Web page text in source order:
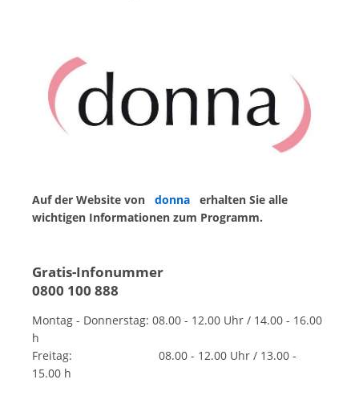
Auf der Website von donna erhalten Sie alle
wichtigen Informationen zum Programm.
Gratis-Infonummer
0800 100 888
Montag - Donnerstag: 08.00 - 12.00 Uhr / 14.00 - 16.00
h
Freitag: 08.00 - 12.00 Uhr / 13.00 -
15.00 h